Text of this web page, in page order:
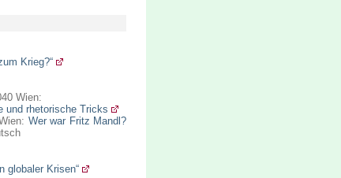
Krieg?“
Wien:
und rhetorische Tricks
Wer war Fritz Mandl?
globaler Krisen“